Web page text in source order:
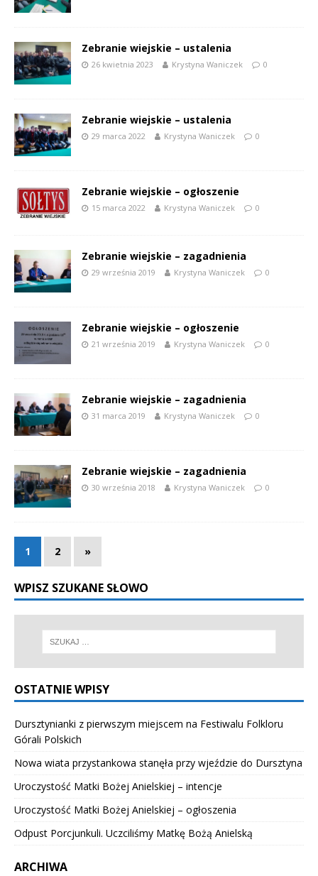
Zebranie wiejskie – ustalenia
26 kwietnia 2023 Krystyna Waniczek 0
Zebranie wiejskie – ustalenia
29 marca 2022 Krystyna Waniczek 0
Zebranie wiejskie – ogłoszenie
15 marca 2022 Krystyna Waniczek 0
Zebranie wiejskie – zagadnienia
29 września 2019 Krystyna Waniczek 0
Zebranie wiejskie – ogłoszenie
21 września 2019 Krystyna Waniczek 0
Zebranie wiejskie – zagadnienia
31 marca 2019 Krystyna Waniczek 0
Zebranie wiejskie – zagadnienia
30 września 2018 Krystyna Waniczek 0
1 2 »
WPISZ SZUKANE SŁOWO
OSTATNIE WPISY
Dursztynianki z pierwszym miejscem na Festiwalu Folkloru
Górali Polskich
Nowa wiata przystankowa stanęła przy wjeździe do Dursztyna
Uroczystość Matki Bożej Anielskiej – intencje
Uroczystość Matki Bożej Anielskiej – ogłoszenia
Odpust Porcjunkuli. Uczciliśmy Matkę Bożą Anielską
ARCHIWA